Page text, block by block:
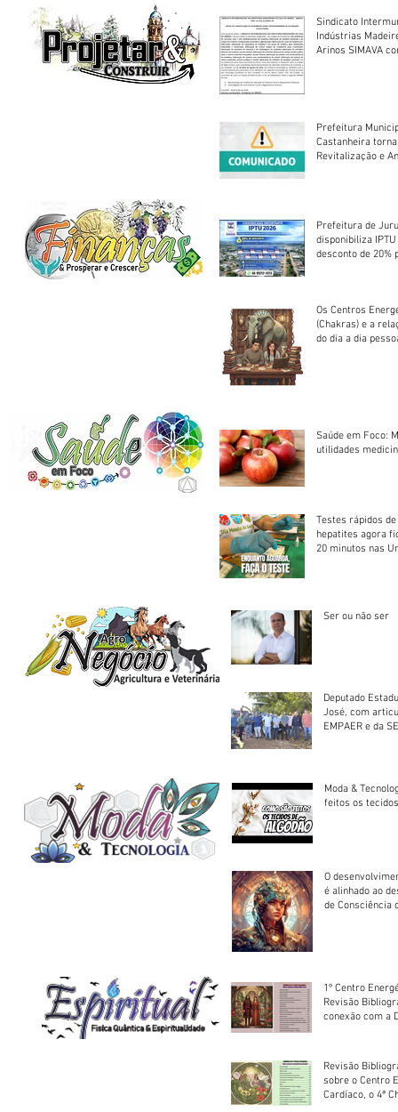
Sindicato
Indústrias
Arinos SIMAVA convoca à
Prefeitura
Castanheira
Revitalização e
Prefeitura de
disponibiliza
desconto de 20%
Os Centros
(Chakras) e a
do dia a dia
Saúde em Foco:
utilidades
Testes rápidos
hepatites agora
20 minutos nas
Ser ou não ser
Deputado
José, com
EMPAER e da
Moda &
feitos os
O
é alinhado ao
de Consciência
1º Centro
Revisão
conexão com a
Revisão
sobre o Centro
Cardíaco, o 4ª